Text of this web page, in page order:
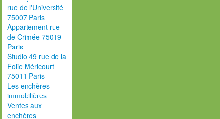
rue de l'Université
75007 Paris
Appartement rue
de Crimée 75019
Paris
Studio 49 rue de la
Folie Méricourt
75011 Paris
Les enchères
immobilières
Ventes aux
enchères